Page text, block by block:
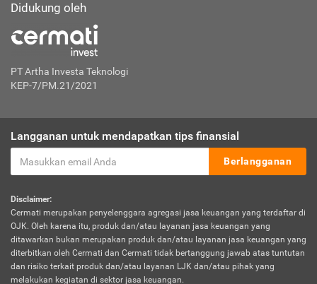
Didukung oleh
PT Artha Investa Teknologi
KEP-7/PM.21/2021
Langganan untuk mendapatkan tips finansial
Berlangganan
Disclaimer:
Cermati merupakan penyelenggara agregasi jasa keuangan yang terdaftar di
OJK. Oleh karena itu, produk dan/atau layanan jasa keuangan yang
ditawarkan bukan merupakan produk dan/atau layanan jasa keuangan yang
diterbitkan oleh Cermati dan Cermati tidak bertanggung jawab atas tuntutan
dan risiko terkait produk dan/atau layanan LJK dan/atau pihak yang
melakukan kegiatan di sektor jasa keuangan.